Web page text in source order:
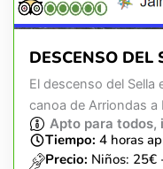
DESCENSO DEL
El descenso del Sella
canoa de Arriondas a
Apto para todos,
Tiempo: 4 horas
Precio: Niños: 25€